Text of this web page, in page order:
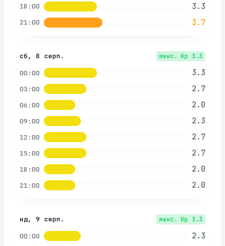
18:00 3.3
21:00 3.7
сб, 8 серп. макс. Kp 3.3
00:00 3.3
03:00 2.7
06:00 2.0
09:00 2.3
12:00 2.7
15:00 2.7
18:00 2.0
21:00 2.0
нд, 9 серп. макс. Kp 3.3
00:00 2.3